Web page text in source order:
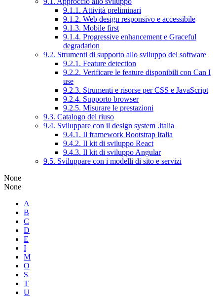
9.1.1. Attività preliminari
9.1.2. Web design responsivo e accessibile
9.1.3. Mobile first
9.1.4. Progressive enhancement e Graceful
degradation
9.2. Strumenti di supporto allo sviluppo del software
9.2.1. Feature detection
9.2.2. Verificare le feature disponibili con Can I
use
9.2.3. Strumenti e risorse per CSS e JavaScript
9.2.4. Supporto browser
9.2.5. Misurare le prestazioni
9.3. Catalogo del riuso
9.4. Sviluppare con il design system .italia
9.4.1. Il framework Bootstrap Italia
9.4.2. Il kit di sviluppo React
9.4.3. Il kit di sviluppo Angular
9.5. Sviluppare con i modelli di sito e servizi
None
None
A
B
C
D
E
I
M
O
S
T
U